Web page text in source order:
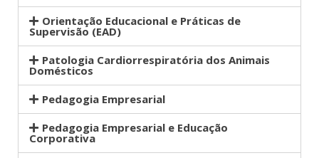
Orientação Educacional e Práticas de
Supervisão (EAD)
Patologia Cardiorrespiratória dos Animais
Domésticos
Pedagogia Empresarial
Pedagogia Empresarial e Educação
Corporativa